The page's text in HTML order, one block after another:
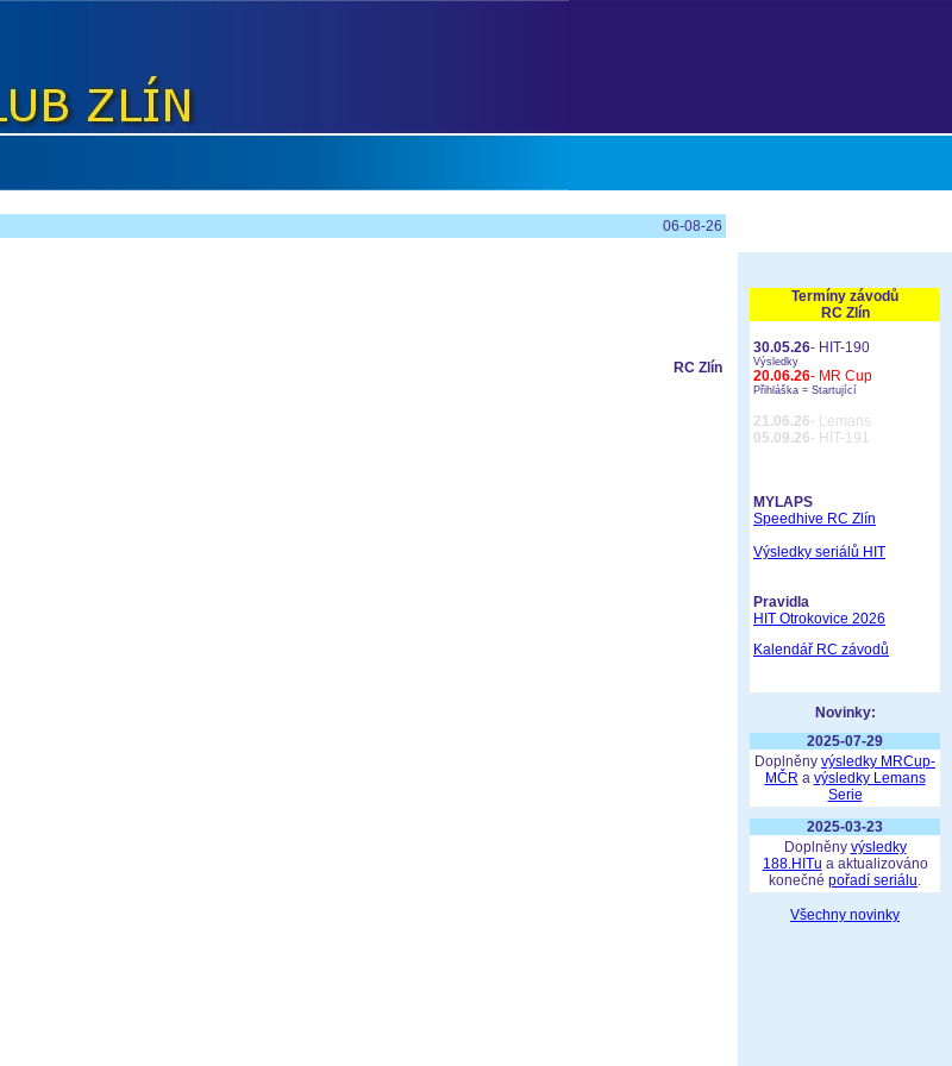
06-08-26
RC Zlín
Termíny závodů
RC Zlín
30.05.26- HIT-190
Výsledky
20.06.26- MR Cup
Přihláška = Startující
21.06.26- Lemans
05.09.26- HIT-191
MYLAPS
Speedhive RC Zlín
Výsledky seriálů HIT
Pravidla
HIT Otrokovice 2026
Kalendář RC závodů
Novinky:
2025-07-29
Doplněny výsledky MRCup-
MČR a výsledky Lemans
Serie
2025-03-23
Doplněny výsledky
188.HITu a aktualizováno
konečné pořadí seriálu.
Všechny novinky